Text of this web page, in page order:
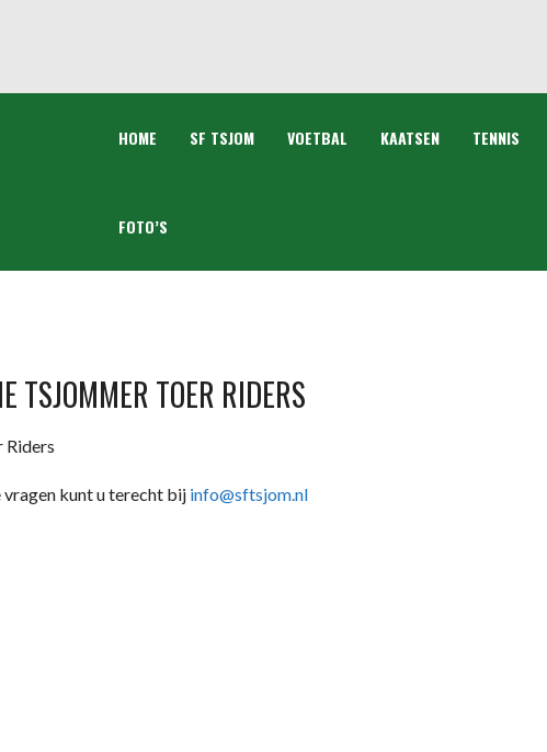
HOME SF TSJOM VOETBAL KAATSEN TENNIS
FOTO’S
TSJOMMER TOER RIDERS
Riders
vragen kunt u terecht bij info@sftsjom.nl